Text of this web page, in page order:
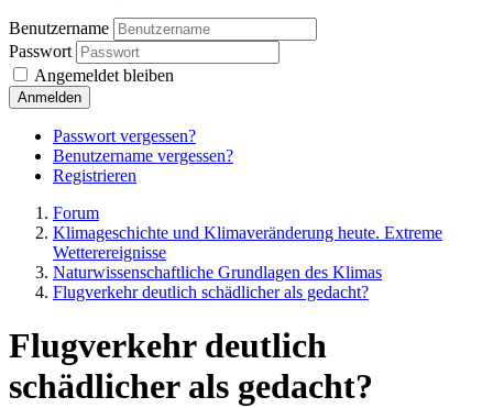
Benutzername
Passwort
Angemeldet bleiben
Anmelden
Passwort vergessen?
Benutzername vergessen?
Registrieren
Forum
Klimageschichte und Klimaveränderung heute. Extreme
Wetterereignisse
Naturwissenschaftliche Grundlagen des Klimas
Flugverkehr deutlich schädlicher als gedacht?
Flugverkehr deutlich
schädlicher als gedacht?